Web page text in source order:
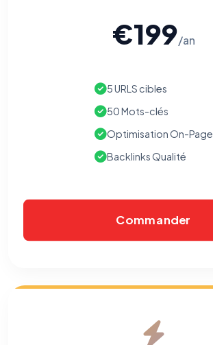
€199/an
5 URLS cibles
50 Mots-clés
Optimisation On-Page
Backlinks Qualité
Commander